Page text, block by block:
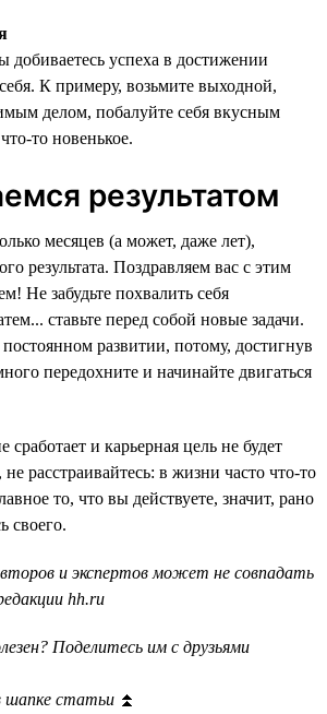
добиваетесь успеха в достижении
К примеру, возьмите выходной,
делом, побалуйте себя вкусным
то новенькое.
результатом
месяцев (а может, даже лет),
результата. Поздравляем вас с этим
Не забудьте похвалить себя
ставьте перед собой новые задачи.
развитии, потому, достигнув
передохните и начинайте двигаться
и карьерная цель не будет
расстраивайтесь: в жизни часто что-то
то, что вы действуете, значит, рано
своего.
и экспертов может не совпадать
hh.ru
Поделитесь им с друзьями
шапке статьи ⏫